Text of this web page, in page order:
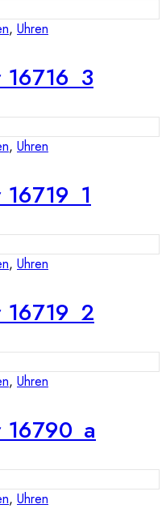
, Uhren
, Uhren
, Uhren
16719_2
, Uhren
16790_a
, Uhren